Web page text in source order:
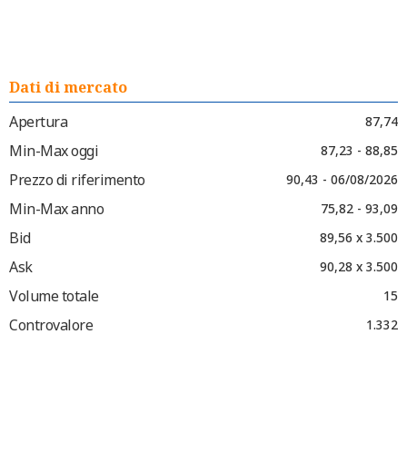
Dati di mercato
Apertura
87,74
Min-Max oggi 87,23 - 88,85
Prezzo di riferimento 90,43 - 06/08/2026
Min-Max anno 75,82 - 93,09
Bid 89,56 x 3.500
Ask 90,28 x 3.500
Volume totale 15
Controvalore 1.332